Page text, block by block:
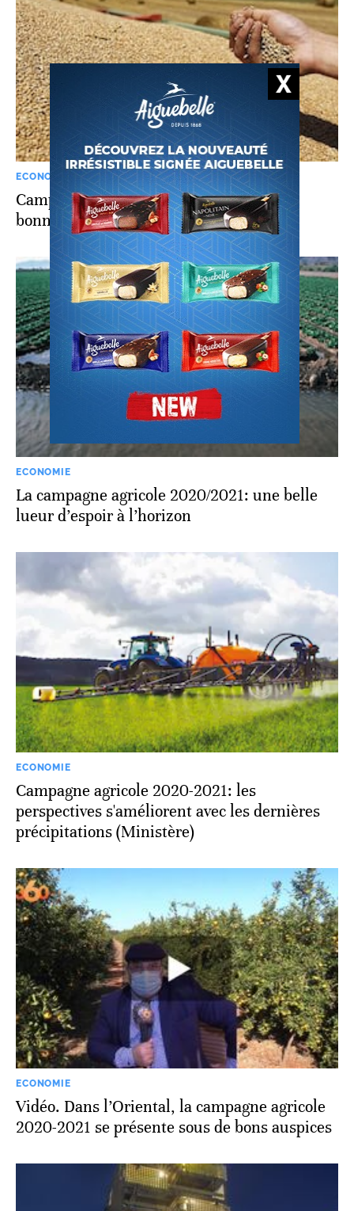
ECONOMIE
Campagne agricole: les prémisses d'une
bonne année sont là
ECONOMIE
La campagne agricole 2020/2021: une belle
lueur d’espoir à l’horizon
ECONOMIE
Campagne agricole 2020-2021: les
perspectives s'améliorent avec les dernières
précipitations (Ministère)
ECONOMIE
Vidéo. Dans l’Oriental, la campagne agricole
2020-2021 se présente sous de bons auspices